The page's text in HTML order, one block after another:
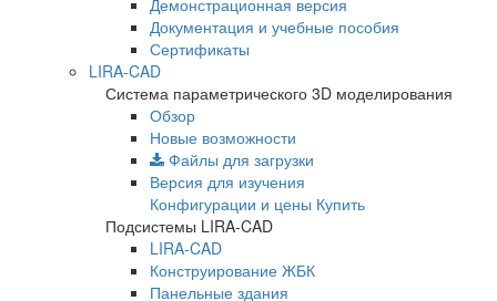
Документация и учебные пособия
Сертификаты
LIRA-CAD
Система параметрического 3D моделирования
Обзор
Новые возможности
Файлы для загрузки
Версия для изучения
Конфигурации и цены Купить
Подсистемы LIRA-CAD
LIRA-CAD
Конструирование ЖБК
Панельные здания